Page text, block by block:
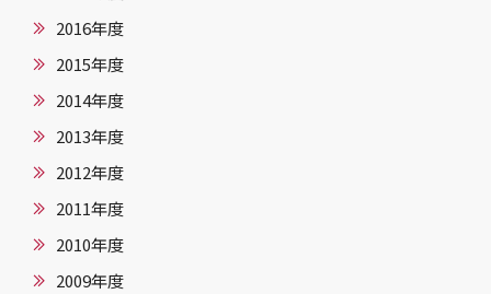
2016年度
2015年度
2014年度
2013年度
2012年度
2011年度
2010年度
2009年度